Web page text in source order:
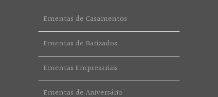
Ementas de Casamentos
Ementas de Batizados
Ementas Empresariais
Ementas de Aniversário